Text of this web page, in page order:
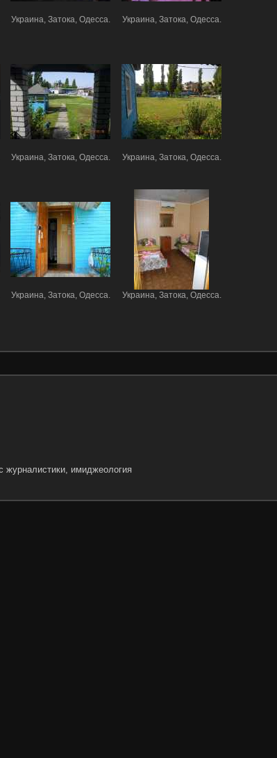
Украина, Затока, Одесса. Украина, Затока, Одесса.
Украина, Затока, Одесса. Украина, Затока, Одесса.
Украина, Затока, Одесса. Украина, Затока, Одесса.